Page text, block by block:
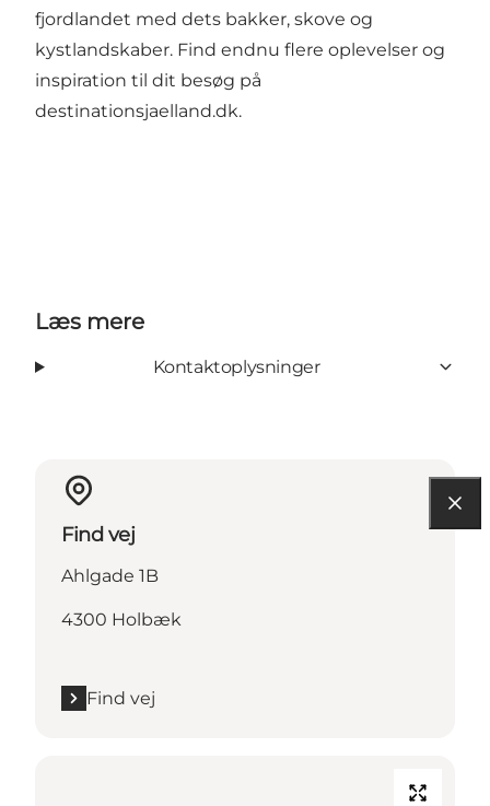
fjordlandet med dets bakker, skove og
kystlandskaber. Find endnu flere oplevelser og
inspiration til dit besøg på
destinationsjaelland.dk.
Læs mere
Kontaktoplysninger
Find vej
Ahlgade 1B
4300 Holbæk
Find vej